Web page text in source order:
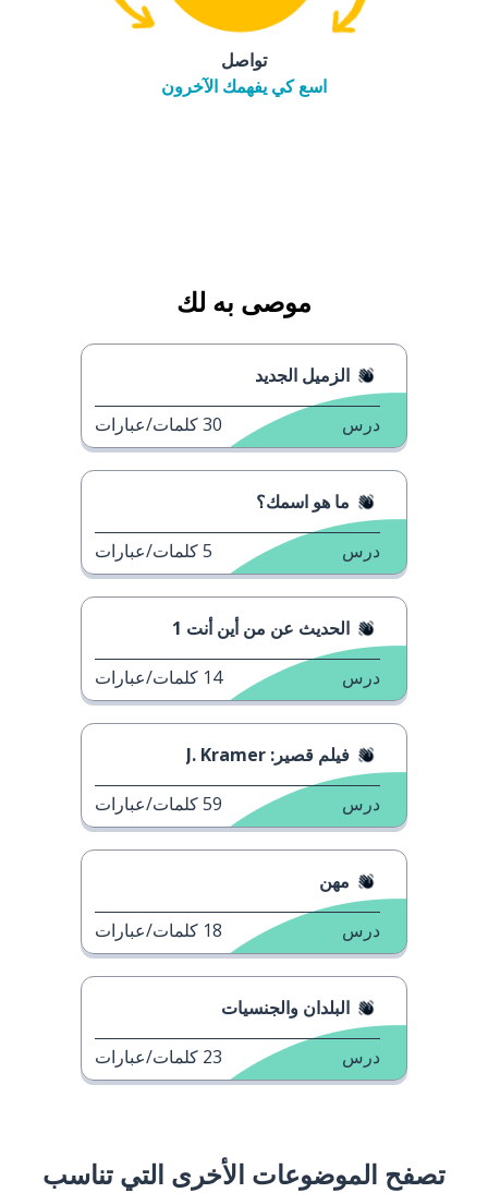
تواصل
اسع كي يفهمك الآخرون
موصى به لك
الزميل الجديد
درس 30كلمات/عبارات
ما هو اسمك؟
درس 5كلمات/عبارات
الحديث عن من أين أنت 1
درس 14 كلمات/عبارات
فيلم قصير: J. Kramer
درس 59كلمات/عبارات
مهن
درس 18 كلمات/عبارات
البلدان والجنسيات
درس 23 كلمات/عبارات
تصفح الموضوعات الأخرى التي تناسب